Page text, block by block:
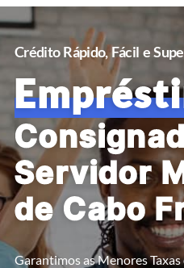
Crédito Rápido, Fácil e
Servidor
de Cabo
Garantimos as Menores Taxas